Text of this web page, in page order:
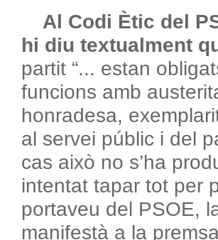
Al Codi Ètic del
hi diu textualment
partit “... estan
funcions amb
honradesa,
al servei públic i del
cas això no s’ha
intentat tapar tot per
portaveu del PSOE,
manifestà a la